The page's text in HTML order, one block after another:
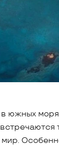
южных